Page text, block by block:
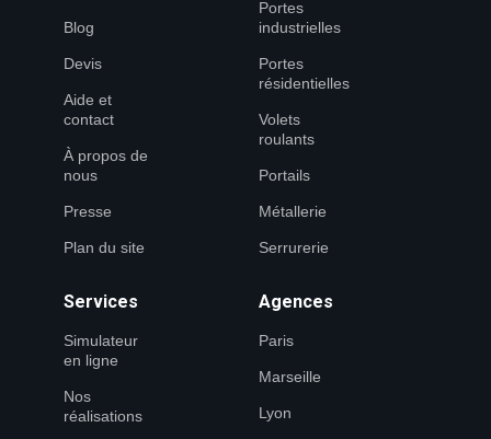
Blog
Devis
Aide et
contact
À propos de
nous
Presse
Plan du site
Portes
industrielles
Portes
résidentielles
Volets
roulants
Portails
Métallerie
Serrurerie
Services
Simulateur
en ligne
Nos
réalisations
Agences
Paris
Marseille
Lyon